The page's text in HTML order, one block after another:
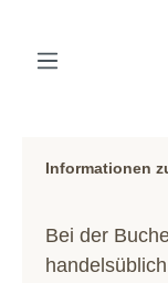
Informationen
Bei der